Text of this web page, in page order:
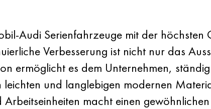
Audi Serienfahrzeuge mit der höchsten
Verbesserung ist nicht nur das
ermöglicht es dem Unternehmen,
und langlebigen modernen
macht einen